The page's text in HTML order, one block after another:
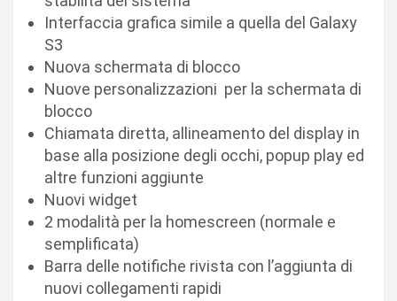
Interfaccia grafica simile a quella del Galaxy
S3
Nuova schermata di blocco
Nuove personalizzazioni per la schermata di
blocco
Chiamata diretta, allineamento del display in
base alla posizione degli occhi, popup play ed
altre funzioni aggiunte
Nuovi widget
2 modalità per la homescreen (normale e
semplificata)
Barra delle notifiche rivista con l’aggiunta di
nuovi collegamenti rapidi